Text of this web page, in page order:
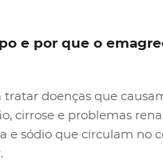
e por que o
doenças que
cirrose e problemas
sódio que circulam no